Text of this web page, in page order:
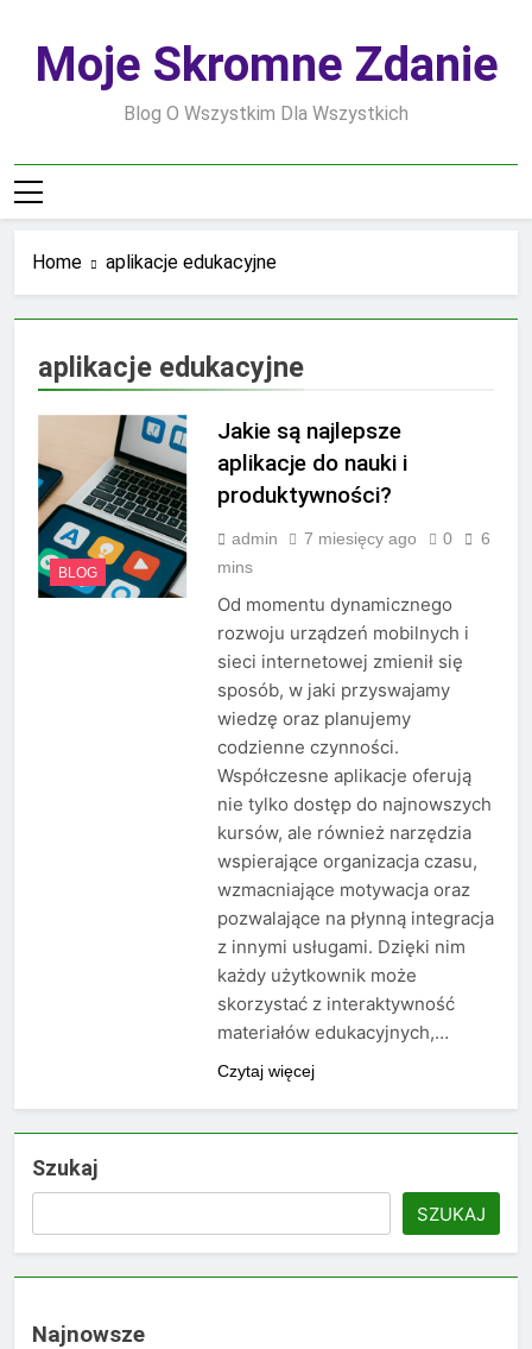
contentMoje Skromne Zdanie
Blog O Wszystkim Dla Wszystkich
Home aplikacje edukacyjne
aplikacje edukacyjne
BLOG
Jakie są najlepsze
aplikacje do nauki i
produktywności?
admin 7 miesięcy ago 0
6
mins
Od momentu dynamicznego
rozwoju urządzeń mobilnych i
sieci internetowej zmienił się
sposób, w jaki przyswajamy
wiedzę oraz planujemy
codzienne czynności.
Współczesne aplikacje oferują
nie tylko dostęp do najnowszych
kursów, ale również narzędzia
wspierające organizacja czasu,
wzmacniające motywacja oraz
pozwalające na płynną integracja
z innymi usługami. Dzięki nim
każdy użytkownik może
skorzystać z interaktywność
materiałów edukacyjnych,…
Czytaj więcej
Szukaj
SZUKAJ
Najnowsze